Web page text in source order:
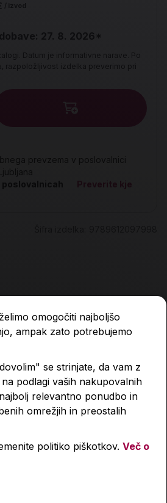
/ izvod
27. 8. 2026*
Datum je informativne narave. Po
razpoložljivost izdelka preverimo pri
prevzema v poslovalnici
poslovalnicah Preverite kje
omogočiti najboljšo
ampak zato potrebujemo
se strinjate, da vam z
podlagi vaših nakupovalnih
relevantno ponudbo in
omrežjih in preostalih
politiko piškotkov. Več o